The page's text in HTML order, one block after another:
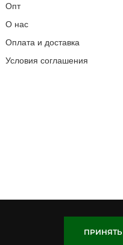
ПРИНЯТЬ
Опт
О нас
Оплата и доставка
Условия соглашения